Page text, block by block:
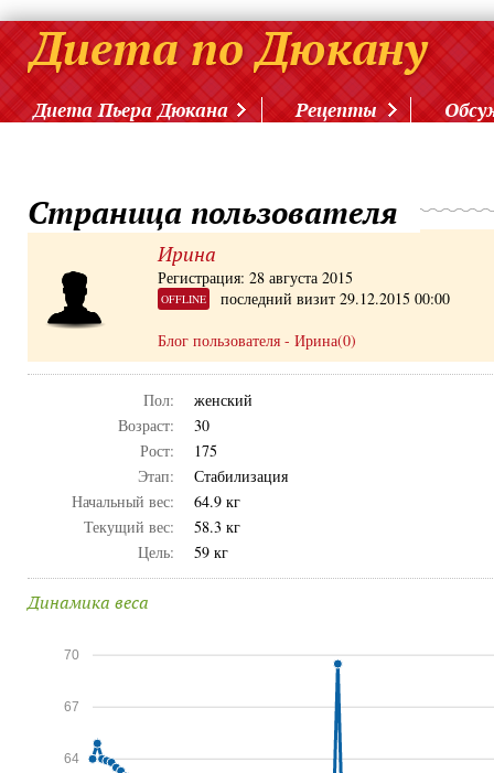
Диета Пьера Дюкана Рецепты
Страница пользователя
Ирина
Регистрация: 28 августа 2015
OFFLINE
последний визит 29.12.2015 00:00
Блог пользователя - Ирина(0)
Пол:
женский
Возраст:
30
Рост:
175
Этап:
Стабилизация
Начальный вес:
64.9 кг
Текущий вес:
58.3 кг
Цель:
59 кг
Динамика веса
64
67
70